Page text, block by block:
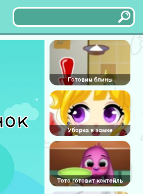
Готовим блины
Уборка в замке
Принцессы
Тото готовит коктейль